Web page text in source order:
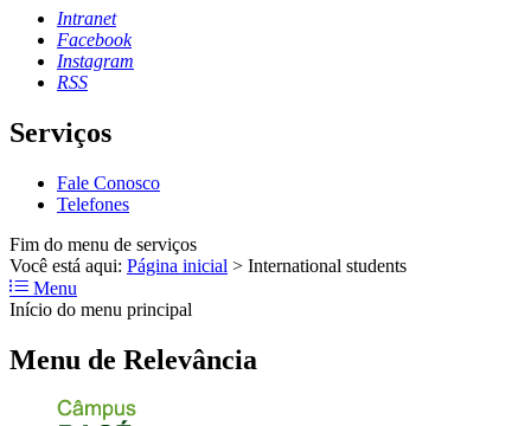
Intranet
Facebook
Instagram
RSS
Serviços
Fale Conosco
Telefones
Fim do menu de serviços
Você está aqui: Página inicial > International students
Menu
Início do menu principal
Menu de Relevância